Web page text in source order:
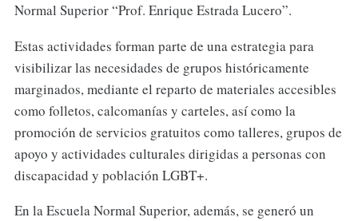
Normal Superior “Prof. Enrique Estrada Lucero”.
Estas actividades forman parte de una estrategia para
visibilizar las necesidades de grupos históricamente
marginados, mediante el reparto de materiales accesibles
como folletos, calcomanías y carteles, así como la
promoción de servicios gratuitos como talleres, grupos de
apoyo y actividades culturales dirigidas a personas con
discapacidad y población LGBT+.
En la Escuela Normal Superior, además, se generó un